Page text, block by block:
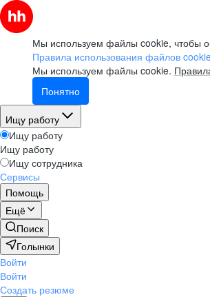
Мы используем файлы cookie, чтобы
Правила использования файлов
Мы используем файлы cookie.
Понятно
Ищу работу
Ищу работу
Ищу работу
Ищу сотрудника
Сервисы
Помощь
Ещё
Поиск
Голынки
Войти
Войти
Создать резюме